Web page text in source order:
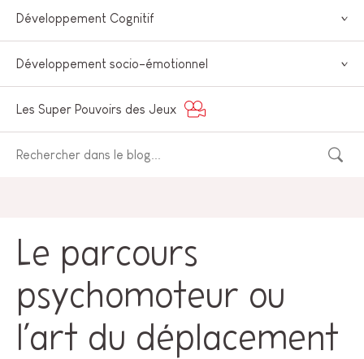
Développement Cognitif
Développement socio-émotionnel
Les Super Pouvoirs des Jeux
Le parcours
psychomoteur ou
l’art du déplacement